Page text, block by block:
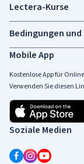
Mobile App
Kostenlose App für
Verwenden Sie diesen
Soziale Medien
Lectera-Kurse
Bedingungen